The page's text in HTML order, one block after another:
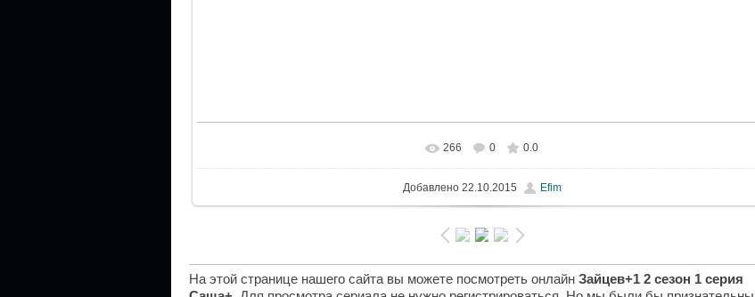
266 0 0.0
Добавлено22.10.2015 Efim
На этой странице нашего сайта вы можете посмотреть онлайн Зайцев+1 2 сезон 1 серия